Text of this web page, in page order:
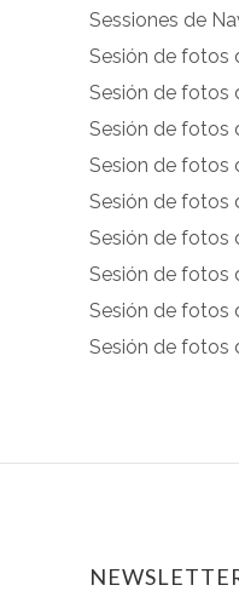
facebook.com
en
Facebook
instagram.com
en
Instagram
Sessiones de
Sesión de fotos
Sesión de fotos
Sesión de fotos
Sesion de fotos
Sesión de fotos
Sesión de fotos
Sesión de fotos
Sesión de fotos
Sesión de fotos